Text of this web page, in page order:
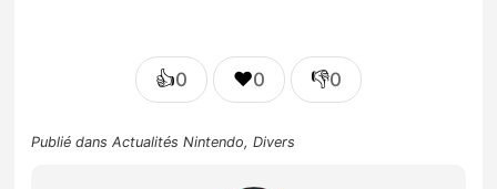
👍0 ❤️0 👎0
Publié dansActualités Nintendo,Divers